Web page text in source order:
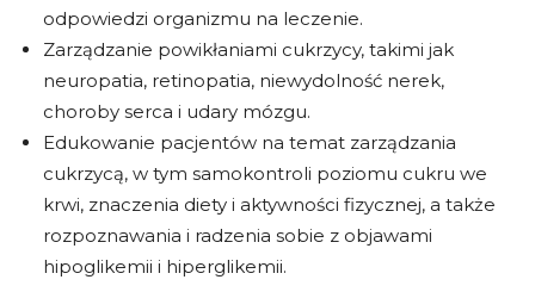
odpowiedzi organizmu na leczenie.
Zarządzanie powikłaniami cukrzycy, takimi jak
neuropatia, retinopatia, niewydolność nerek,
choroby serca i udary mózgu.
Edukowanie pacjentów na temat zarządzania
cukrzycą, w tym samokontroli poziomu cukru we
krwi, znaczenia diety i aktywności fizycznej, a także
rozpoznawania i radzenia sobie z objawami
hipoglikemii i hiperglikemii.